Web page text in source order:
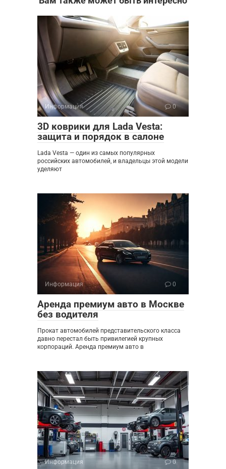
Информация 0
3D коврики для Lada Vesta:
защита и порядок в салоне
Lada Vesta — один из самых популярных
российских автомобилей, и владельцы этой модели
уделяют
Информация 0
Аренда премиум авто в Москве
без водителя
Прокат автомобилей представительского класса
давно перестал быть привилегией крупных
корпораций. Аренда премиум авто в
Информация 0